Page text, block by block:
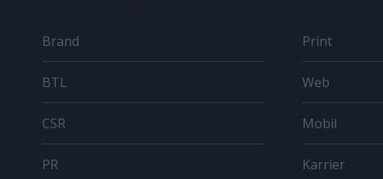
Brand
BTL
CSR
PR
Print
Web
Mobil
Karrier